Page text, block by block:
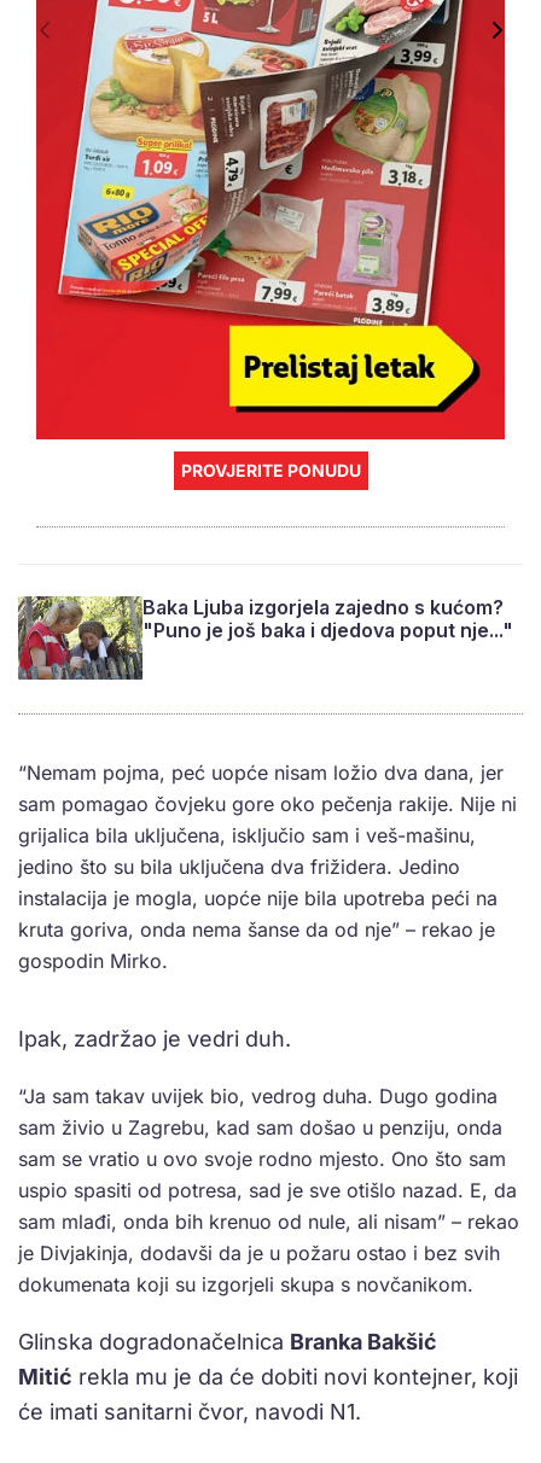
PROVJERITE PONUDU
Baka Ljuba izgorjela zajedno s kućom?
"Puno je još baka i djedova poput nje..."
“Nemam pojma, peć uopće nisam ložio dva dana, jer
sam pomagao čovjeku gore oko pečenja rakije. Nije ni
grijalica bila uključena, isključio sam i veš-mašinu,
jedino što su bila uključena dva frižidera. Jedino
instalacija je mogla, uopće nije bila upotreba peći na
kruta goriva, onda nema šanse da od nje” – rekao je
gospodin Mirko.
Ipak, zadržao je vedri duh.
“Ja sam takav uvijek bio, vedrog duha. Dugo godina
sam živio u Zagrebu, kad sam došao u penziju, onda
sam se vratio u ovo svoje rodno mjesto. Ono što sam
uspio spasiti od potresa, sad je sve otišlo nazad. E, da
sam mlađi, onda bih krenuo od nule, ali nisam” – rekao
je Divjakinja, dodavši da je u požaru ostao i bez svih
dokumenata koji su izgorjeli skupa s novčanikom.
Glinska dogradonačelnica Branka Bakšić
Mitić rekla mu je da će dobiti novi kontejner, koji
će imati sanitarni čvor, navodi N1.